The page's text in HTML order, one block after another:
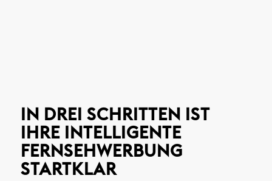
IN DREI SCHRITTEN IST
IHRE INTELLIGENTE
FERNSEHWERBUNG
STARTKLAR